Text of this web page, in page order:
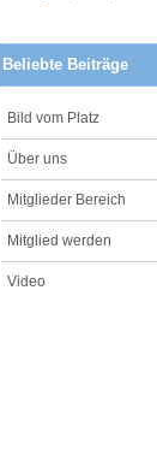
Beliebte Beiträge
Bild vom Platz
Über uns
Mitglieder Bereich
Mitglied werden
Video